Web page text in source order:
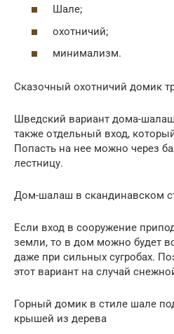
Шале;
охотничий;
минимализм.
Сказочный охотничий домик
Шведский вариант дома-
также отдельный вход,
Попасть на нее можно через
лестницу.
Дом-шалаш в скандинавском
Если вход в сооружение
земли, то в дом можно будет
даже при сильных сугробах.
этот вариант на случай
Горный домик в стиле шале
крышей из дерева